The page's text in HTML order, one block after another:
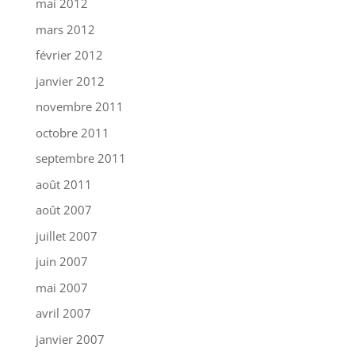
mai 2012
mars 2012
février 2012
janvier 2012
novembre 2011
octobre 2011
septembre 2011
août 2011
août 2007
juillet 2007
juin 2007
mai 2007
avril 2007
janvier 2007